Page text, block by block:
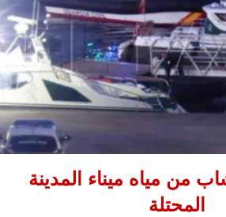
من مياه ميناء المدينة
المحتلة